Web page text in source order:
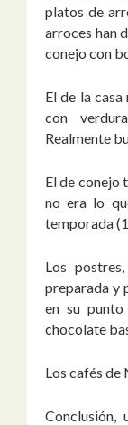
platos de
arroces han
conejo con
El de la
con
Realmente
El de conejo
no era lo
temporada
Los
preparada y
en su
chocolate
Los cafés de
Conclusión,